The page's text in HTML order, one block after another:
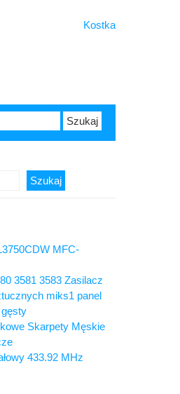
Kostka
Szukaj
MFC-
3581 3583 Zasilacz
miks1 panel
Skarpety Męskie
433.92 MHz